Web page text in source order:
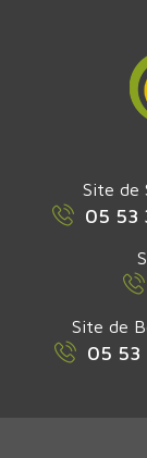
Site de
05 53
Site de
05 53